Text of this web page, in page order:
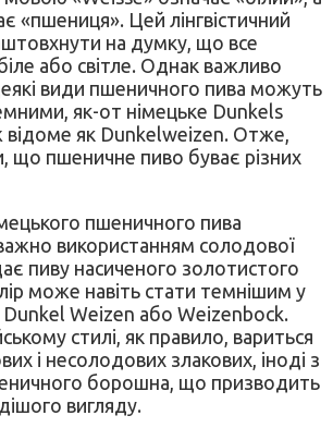
«пшениця». Цей лінгвістичний
на думку, що все
або світле. Однак важливо
види пшеничного пива можуть
як-от німецьке Dunkels
відоме як Dunkelweizen. Отже,
що пшеничне пиво буває різних
пшеничного пива
використанням солодової
пиву насиченого золотистого
може навіть стати темнішим у
Dunkel Weizen або Weizenbock.
стилі, як правило, вариться
і несолодових злакових, іноді з
борошна, що призводить
вигляду.